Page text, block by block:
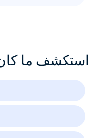
استكشف ما